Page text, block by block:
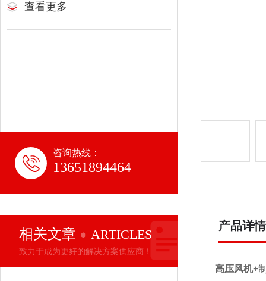
查看更多
咨询热线：
13651894464
相关文章 ARTICLES
致力于成为更好的解决方案供应商！
产品详情
高压风机+